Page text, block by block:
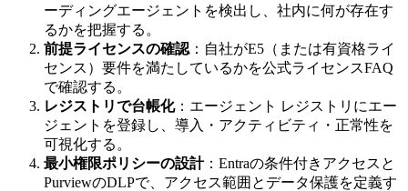
ーディングエージェントを検出し、社内に何が存在す
るかを把握する。
前提ライセンスの確認 ：自社がE5（または有資格ライ
センス）要件を満たしているかを公式ライセンスFAQ
で確認する。
レジストリで台帳化：エージェント レジストリにエー
ジェントを登録し、導入・アクティビティ・正常性を
可視化する。
最小権限ポリシーの設計：Entraの条件付きアクセスと
PurviewのDLPで、アクセス範囲とデータ保護を定義す